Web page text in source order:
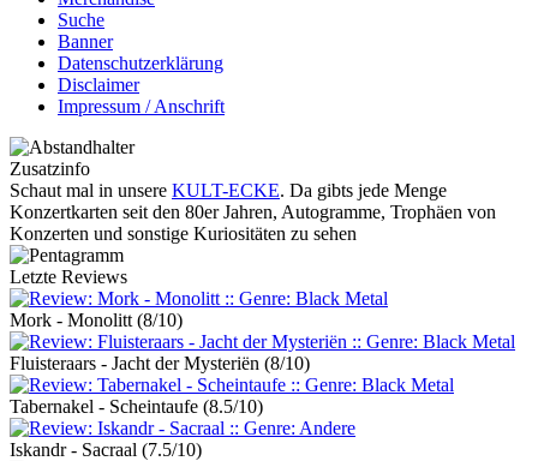
Suche
Banner
Datenschutzerklärung
Disclaimer
Impressum / Anschrift
Zusatzinfo
Schaut mal in unsere KULT-ECKE. Da gibts jede Menge
Konzertkarten seit den 80er Jahren, Autogramme, Trophäen von
Konzerten und sonstige Kuriositäten zu sehen
Letzte Reviews
Mork - Monolitt (8/10)
Fluisteraars - Jacht der Mysteriën (8/10)
Tabernakel - Scheintaufe (8.5/10)
Iskandr - Sacraal (7.5/10)